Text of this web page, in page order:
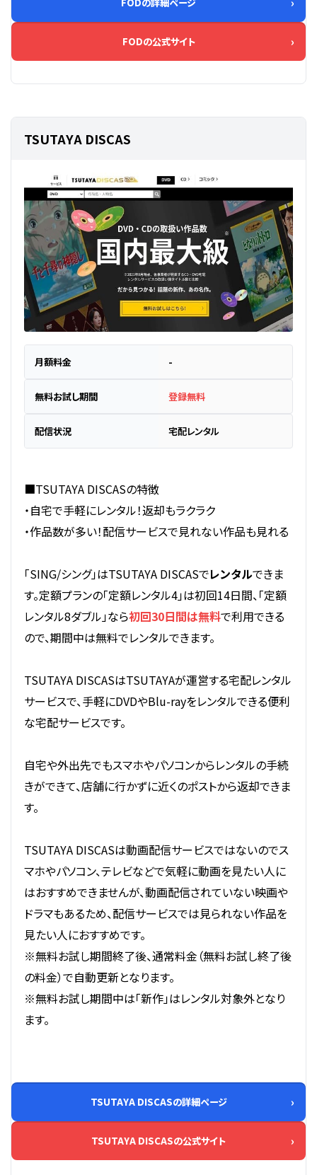
FODの公式サイト
TSUTAYA DISCAS
月額料金 -
無料お試し期間 登録無料
配信状況 宅配レンタル
■TSUTAYA DISCASの特徴
・自宅で手軽にレンタル！返却もラクラク
・作品数が多い！配信サービスで見れない作品も見れる
「SING/シング」はTSUTAYA DISCASでレンタルできま
す。定額プランの「定額レンタル4」は初回14日間、「定額
レンタル8ダブル」なら初回30日間は無料で利用できる
ので、期間中は無料でレンタルできます。
TSUTAYA DISCASはTSUTAYAが運営する宅配レンタル
サービスで、手軽にDVDやBlu-rayをレンタルできる便利
な宅配サービスです。
自宅や外出先でもスマホやパソコンからレンタルの手続
きができて、店舗に行かずに近くのポストから返却できま
す。
TSUTAYA DISCASは動画配信サービスではないのでス
マホやパソコン、テレビなどで気軽に動画を見たい人に
はおすすめできませんが、動画配信されていない映画や
ドラマもあるため、配信サービスでは見られない作品を
見たい人におすすめです。
※無料お試し期間終了後、通常料金（無料お試し終了後
の料金）で自動更新となります。
※無料お試し期間中は「新作」はレンタル対象外となり
ます。
TSUTAYA DISCASの詳細ページ
TSUTAYA DISCASの公式サイト